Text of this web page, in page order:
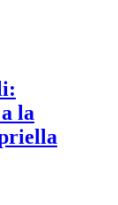
la